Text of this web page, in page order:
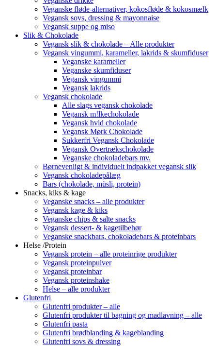
Veganske fløde-alternativer, kokosfløde & kokosmælk
Vegansk sovs, dressing & mayonnaise
Vegansk suppe og miso
Slik & Chokolade
Vegansk slik & chokolade – Alle produkter
Vegansk vingummi, karameller, lakrids & skumfiduser
Veganske karameller
Veganske skumfiduser
Vegansk vingummi
Vegansk lakrids
Vegansk chokolade
Alle slags vegansk chokolade
Vegansk m!lkechokolade
Vegansk hvid chokolade
Vegansk Mørk Chokolade
Sukkerfri Vegansk Chokolade
Vegansk Overtrækschokolade
Veganske chokoladebars mv.
Børnevenligt & individuelt indpakket vegansk slik
Vegansk chokoladepålæg
Bars (chokolade, müsli, protein)
Snacks, kiks & kage
Veganske snacks – alle produkter
Vegansk kage & kiks
Veganske chips & salte snacks
Vegansk dessert- & kagetilbehør
Veganske snackbars, chokoladebars & proteinbars
Helse /Protein
Vegansk protein – alle proteinrige produkter
Vegansk proteinpulver
Vegansk proteinbar
Vegansk proteinshake
Helse – alle produkter
Glutenfri
Glutenfri produkter – alle
Glutenfri produkter til bagning og madlavning – alle
Glutenfri pasta
Glutenfri brødblanding & kageblanding
Glutenfri sovs & dressing